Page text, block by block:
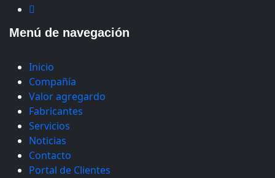
Menú de navegación
Inicio
Compañía
Valor agregardo
Fabricantes
Servicios
Noticias
Contacto
Portal de Clientes